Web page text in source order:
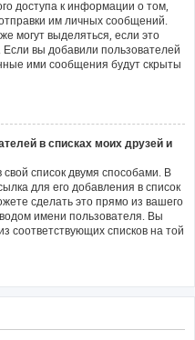
доступа к информации о том,
им личных сообщений.
могут выделяться, если это
вы добавили пользователей
ими сообщения будут скрыты
в списках моих друзей и
список двумя способами. В
для его добавления в список
сделать это прямо из вашего
имени пользователя. Вы
соответствующих списков на той